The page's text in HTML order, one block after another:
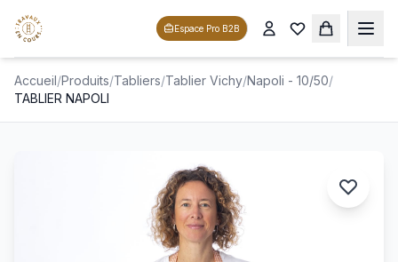
Espace Pro B2B
Accueil/Produits/Tabliers/Tablier Vichy/Napoli - 10/50/
TABLIER NAPOLI